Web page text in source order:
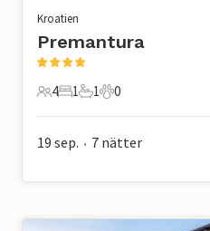
Kroatien
Premantura
4 Gäster
4
1 Sovrum
1
1 Badrum
1
0 Husdjur
0
19 sep. • 7 nätter